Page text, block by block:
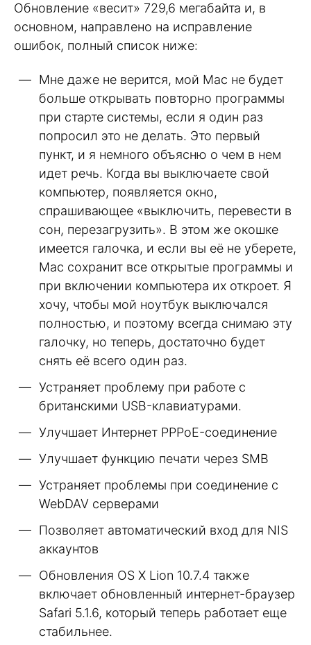
Обновление «весит» 729,6 мегабайта и, в
основном, направлено на исправление
ошибок, полный список ниже:
Мне даже не верится, мой Mac не будет
больше открывать повторно программы
при старте системы, если я один раз
попросил это не делать. Это первый
пункт, и я немного объясню о чем в нем
идет речь. Когда вы выключаете свой
компьютер, появляется окно,
спрашивающее «выключить, перевести в
сон, перезагрузить». В этом же окошке
имеется галочка, и если вы её не уберете,
Mac сохранит все открытые программы и
при включении компьютера их откроет. Я
хочу, чтобы мой ноутбук выключался
полностью, и поэтому всегда снимаю эту
галочку, но теперь, достаточно будет
снять её всего один раз.
Устраняет проблему при работе с
британскими USB-клавиатурами.
Улучшает Интернет PPPoE-соединение
Улучшает функцию печати через SMB
Устраняет проблемы при соединение с
WebDAV серверами
Позволяет автоматический вход для NIS
аккаунтов
Обновления OS X Lion 10.7.4 также
включает обновленный интернет-браузер
Safari 5.1.6, который теперь работает еще
стабильнее.